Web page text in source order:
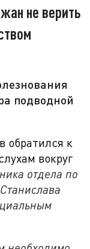
не верить
подводной
обратился к
вокруг
отдела по